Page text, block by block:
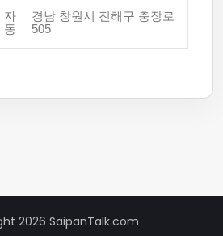
자
동
경남 창원시 진해구 충장로
505
2026 SaipanTalk.com